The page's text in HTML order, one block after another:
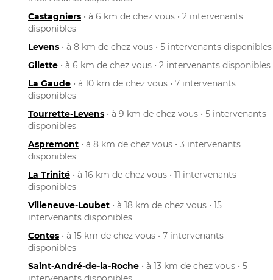
Castagniers • à 6 km de chez vous • 2 intervenants
disponibles
Levens • à 8 km de chez vous • 5 intervenants disponibles
Gilette • à 6 km de chez vous • 2 intervenants disponibles
La Gaude • à 10 km de chez vous • 7 intervenants
disponibles
Tourrette-Levens • à 9 km de chez vous • 5 intervenants
disponibles
Aspremont • à 8 km de chez vous • 3 intervenants
disponibles
La Trinité • à 16 km de chez vous • 11 intervenants
disponibles
Villeneuve-Loubet • à 18 km de chez vous • 15
intervenants disponibles
Contes • à 15 km de chez vous • 7 intervenants
disponibles
Saint-André-de-la-Roche • à 13 km de chez vous • 5